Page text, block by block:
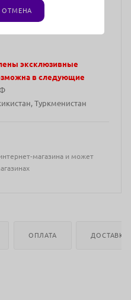
эксклюзивные
в следующие
Туркменистан
магазина и может
ОПЛАТА ДОСТАВКА
ОТМЕНА